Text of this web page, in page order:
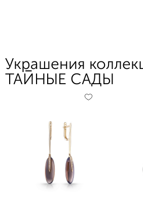
Украшения
ТАЙНЫЕ САДЫ